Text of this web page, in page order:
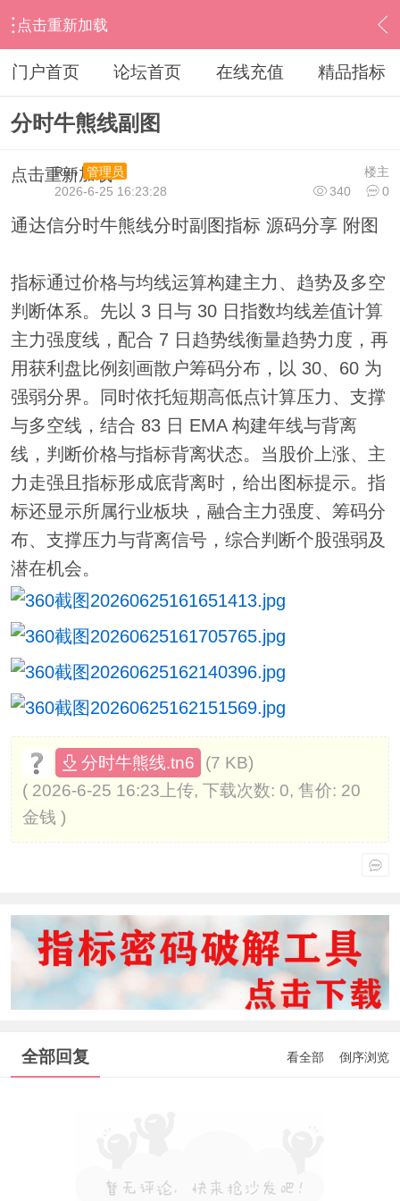
点击重新加载
› 通达信指标公式 › 分时指标公式 › 内容
门户首页 论坛首页 在线充值 精品指标
分时牛熊线副图
点击重新加载 楼主
Run
管理员
340
0
2026-6-25 16:23:28
通达信分时牛熊线分时副图指标 源码分享 附图
指标通过价格与均线运算构建主力、趋势及多空
判断体系。先以 3 日与 30 日指数均线差值计算
主力强度线，配合 7 日趋势线衡量趋势力度，再
用获利盘比例刻画散户筹码分布，以 30、60 为
强弱分界。同时依托短期高低点计算压力、支撑
与多空线，结合 83 日 EMA 构建年线与背离
线，判断价格与指标背离状态。当股价上涨、主
力走强且指标形成底背离时，给出图标提示。指
标还显示所属行业板块，融合主力强度、筹码分
布、支撑压力与背离信号，综合判断个股强弱及
潜在机会。
分时牛熊线.tn6
(7 KB)
( 2026-6-25 16:23上传, 下载次数: 0, 售价: 20
金钱 )
全部回复 看全部 倒序浏览